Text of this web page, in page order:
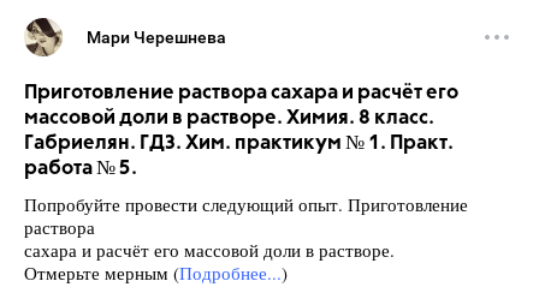
Мари Черешнева
Приготовление раствора сахара и расчёт его
массовой доли в растворе. Химия. 8 класс.
Габриелян. ГДЗ. Хим. практикум № 1. Практ.
работа № 5.
Попробуйте провести следующий опыт. Приготовление
раствора
сахара и расчёт его массовой доли в растворе.
Отмерьте мерным (Подробнее...)